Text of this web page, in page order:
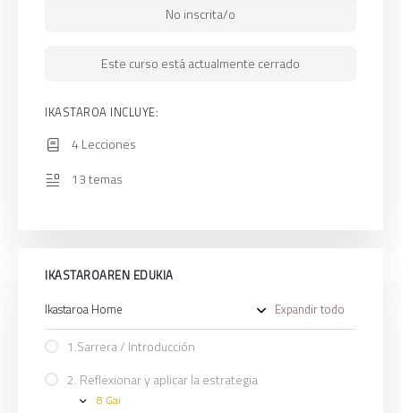
No inscrita/o
Este curso está actualmente cerrado
IKASTAROA INCLUYE:
4 Lecciones
13 temas
IKASTAROAREN EDUKIA
Ikastaroa Home
Expandir todo
1.Sarrera / Introducción
2. Reflexionar y aplicar la estrategia
Expand
2. 8 Gai